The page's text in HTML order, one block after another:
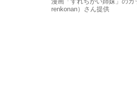
renkonan）さん提供